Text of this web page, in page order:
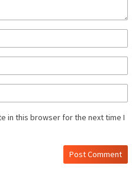
in this browser for the next time I